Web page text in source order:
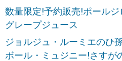
数量限定!予約販売!ポール
グレープジュース
ジョルジュ・ルーミエのひ
ボール・ミュジニー!さすが